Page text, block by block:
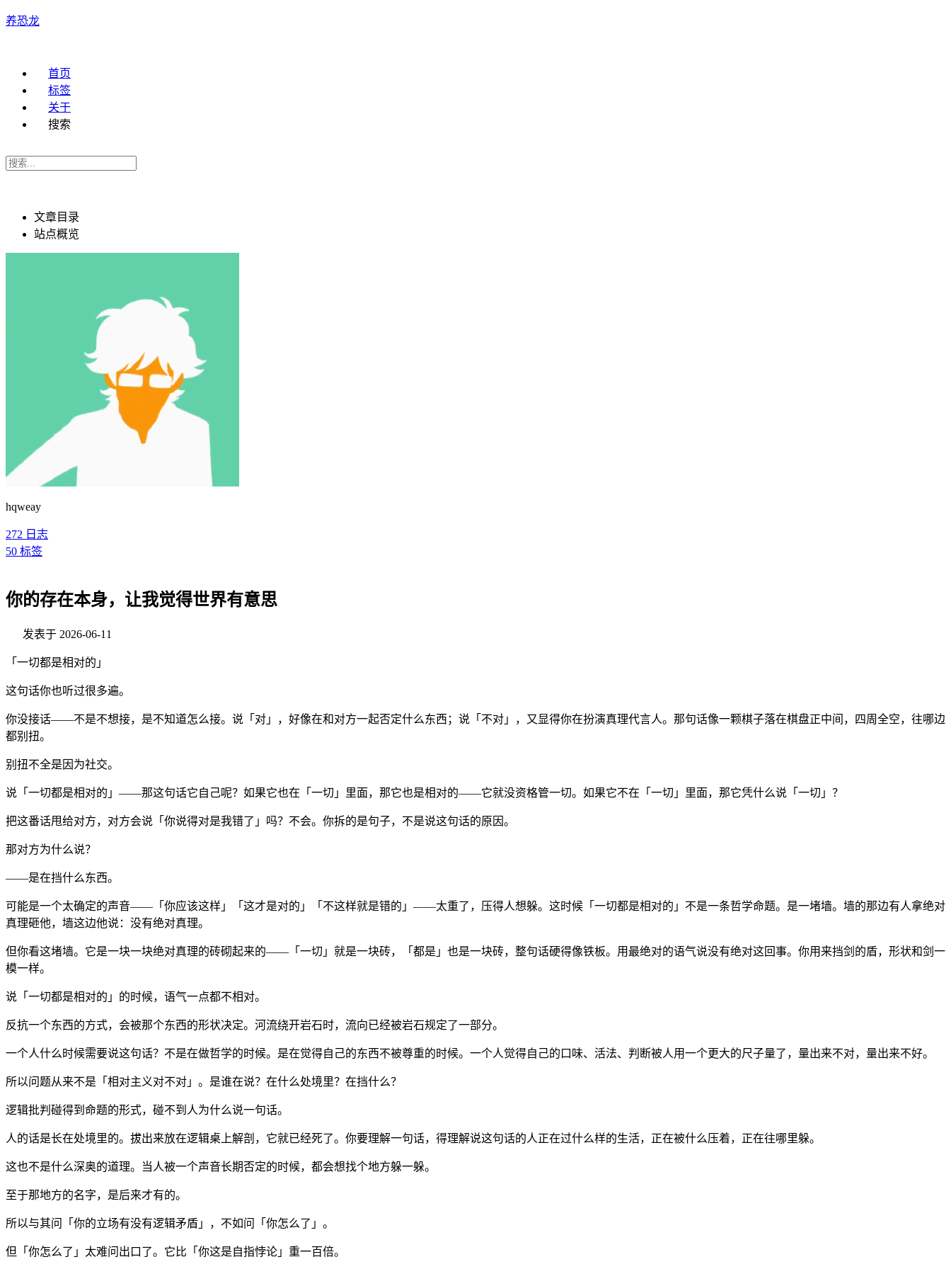
养恐龙
首页
标签
关于
搜索
文章目录
站点概览
hqweay
272 日志
50 标签
你的存在本身，让我觉得世界有意思
发表于 2026-06-11
「一切都是相对的」
这句话你也听过很多遍。
你没接话——不是不想接，是不知道怎么接。说「对」，好像在和对方一起否定什么东西；说「不对」，又显得你在扮演真理代言人。那句话像一颗棋子落在棋盘正中间，四周全空，往哪边
都别扭。
别扭不全是因为社交。
说「一切都是相对的」——那这句话它自己呢？如果它也在「一切」里面，那它也是相对的——它就没资格管一切。如果它不在「一切」里面，那它凭什么说「一切」？
把这番话甩给对方，对方会说「你说得对是我错了」吗？不会。你拆的是句子，不是说这句话的原因。
那对方为什么说？
——是在挡什么东西。
可能是一个太确定的声音——「你应该这样」「这才是对的」「不这样就是错的」——太重了，压得人想躲。这时候「一切都是相对的」不是一条哲学命题。是一堵墙。墙的那边有人拿绝对
真理砸他，墙这边他说：没有绝对真理。
但你看这堵墙。它是一块一块绝对真理的砖砌起来的——「一切」就是一块砖，「都是」也是一块砖，整句话硬得像铁板。用最绝对的语气说没有绝对这回事。你用来挡剑的盾，形状和剑一
模一样。
说「一切都是相对的」的时候，语气一点都不相对。
反抗一个东西的方式，会被那个东西的形状决定。河流绕开岩石时，流向已经被岩石规定了一部分。
一个人什么时候需要说这句话？不是在做哲学的时候。是在觉得自己的东西不被尊重的时候。一个人觉得自己的口味、活法、判断被人用一个更大的尺子量了，量出来不对，量出来不好。
所以问题从来不是「相对主义对不对」。是谁在说？在什么处境里？在挡什么？
逻辑批判碰得到命题的形式，碰不到人为什么说一句话。
人的话是长在处境里的。拔出来放在逻辑桌上解剖，它就已经死了。你要理解一句话，得理解说这句话的人正在过什么样的生活，正在被什么压着，正在往哪里躲。
这也不是什么深奥的道理。当人被一个声音长期否定的时候，都会想找个地方躲一躲。
至于那地方的名字，是后来才有的。
所以与其问「你的立场有没有逻辑矛盾」，不如问「你怎么了」。
但「你怎么了」太难问出口了。它比「你这是自指悖论」重一百倍。